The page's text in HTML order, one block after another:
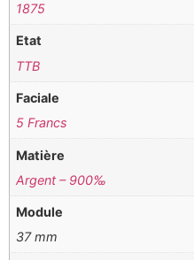
1875
Etat
TTB
Faciale
5 Francs
Matière
Argent – 900‰
Module
37 mm